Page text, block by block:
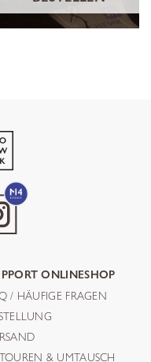
ONLINESHOP
/ HÄUFIGE FRAGEN
& UMTAUSCH